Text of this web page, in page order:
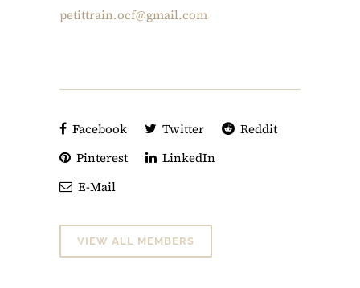
petittrain.ocf@gmail.com
Facebook Twitter
Reddit
Pinterest
LinkedIn
E-Mail
VIEW ALL MEMBERS